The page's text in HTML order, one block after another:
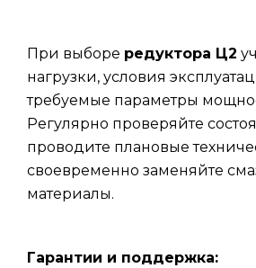
При выборе редуктора Ц2
нагрузки, условия
требуемые параметры
Регулярно проверяйте
проводите плановые
своевременно заменяйте
материалы.
Гарантии и поддержка: